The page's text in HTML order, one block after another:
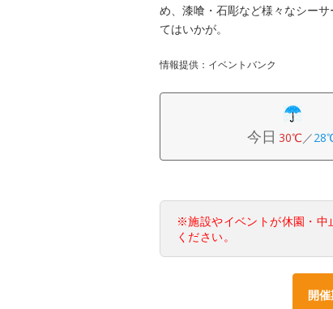
め、漆喰・石彫など様々なシー
てはいかが。
情報提供：イベントバンク
今日 30℃／
※施設やイベントが休園・中
ください。
開